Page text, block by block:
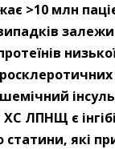
>10 млн
ЛПНЩ є
які